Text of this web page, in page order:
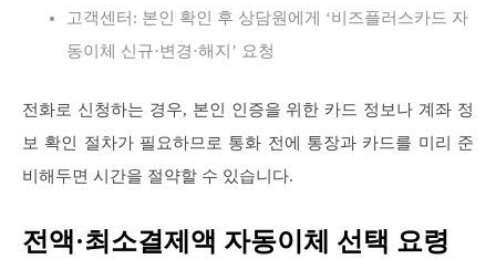
고객센터: 본인 확인 후 상담원에게 ‘비즈플러스카드 자
동이체 신규·변경·해지’ 요청
전화로 신청하는 경우, 본인 인증을 위한 카드 정보나 계좌 정
보 확인 절차가 필요하므로 통화 전에 통장과 카드를 미리 준
비해두면 시간을 절약할 수 있습니다.
전액·최소결제액 자동이체 선택 요령